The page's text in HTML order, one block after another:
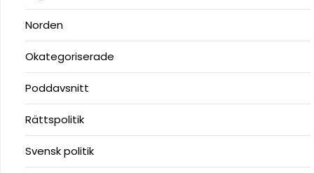
Norden
Okategoriserade
Poddavsnitt
Rättspolitik
Svensk politik